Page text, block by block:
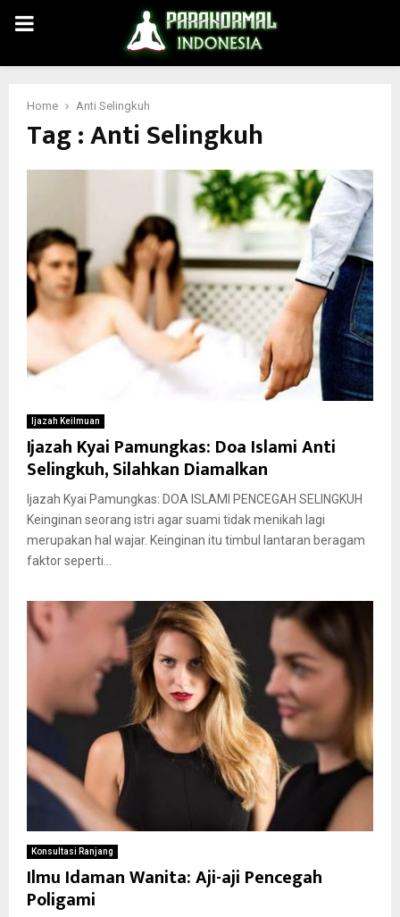
PRIMARY
MENU
Home Anti Selingkuh
Tag : Anti Selingkuh
Ijazah Keilmuan
Ijazah Kyai Pamungkas: Doa Islami Anti
Selingkuh, Silahkan Diamalkan
Ijazah Kyai Pamungkas: DOA ISLAMI PENCEGAH SELINGKUH
Keinginan seorang istri agar suami tidak menikah lagi
merupakan hal wajar. Keinginan itu timbul lantaran beragam
faktor seperti...
Konsultasi Ranjang
Ilmu Idaman Wanita: Aji-aji Pencegah
Poligami